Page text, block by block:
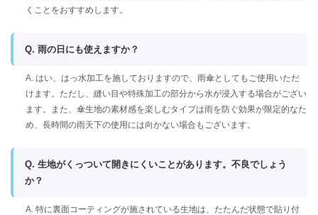
くことをおすすめします。
Q. 雨の日にも使えますか？
A. はい、はっ水加工を施しておりますので、雨傘としてもご使用いただ
けます。ただし、縫い目や特殊加工の部分から水が浸入する場合がござい
ます。また、傘生地の素材感を楽しむタイプは雨を防ぐ効果が限定的なた
め、長時間の雨天下の使用には向かない場合もございます。
Q. 生地がくっついて開きにくいことがあります。不良でしょう
か？
A. 特に裏面コーティングが施されている生地は、たたんだ状態で貼り付